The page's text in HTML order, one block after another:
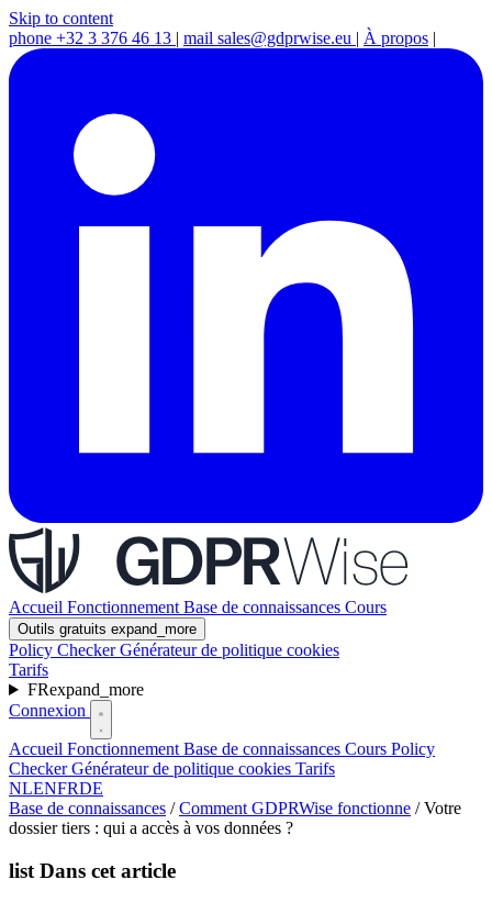
Skip to content
phone +32 3 376 46 13 | mail sales@gdprwise.eu | À propos |
Accueil Fonctionnement Base de connaissances Cours
Outils gratuits expand_more
Policy CheckerGénérateur de politique cookies
Tarifs
FRexpand_more
Connexion
Accueil Fonctionnement Base de connaissances Cours Policy
CheckerGénérateur de politique cookies Tarifs
NLENFRDE
Base de connaissances / Comment GDPRWise fonctionne / Votre
dossier tiers : qui a accès à vos données ?
list Dans cet article